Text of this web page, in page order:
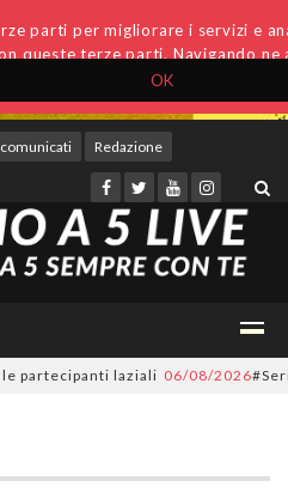
OK
parti per migliorare i servizi e
queste terze parti. Navigando
Redazione
laziali 06/08/2026